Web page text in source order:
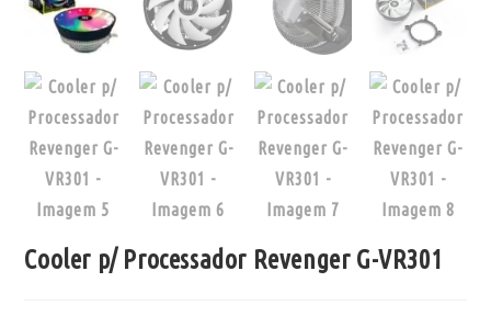
Cooler p/ Processador Revenger G-VR301